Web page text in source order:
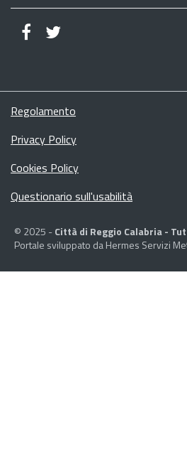
Regolamento
Privacy Policy
Cookies Policy
Questionario sull'usabilità
© 2025 -Città di Reggio Calabria -
Portale sviluppato da Hermes Servizi